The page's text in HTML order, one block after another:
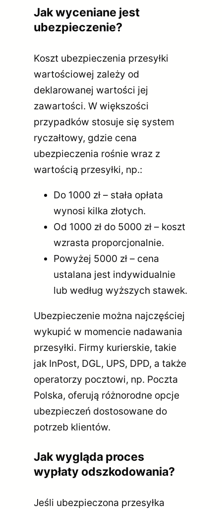
Jak wyceniane jest
ubezpieczenie?
Koszt ubezpieczenia przesyłki
wartościowej zależy od
deklarowanej wartości jej
zawartości. W większości
przypadków stosuje się system
ryczałtowy, gdzie cena
ubezpieczenia rośnie wraz z
wartością przesyłki, np.:
Do 1000 zł – stała opłata
wynosi kilka złotych.
Od 1000 zł do 5000 zł – koszt
wzrasta proporcjonalnie.
Powyżej 5000 zł – cena
ustalana jest indywidualnie
lub według wyższych stawek.
Ubezpieczenie można najczęściej
wykupić w momencie nadawania
przesyłki. Firmy kurierskie, takie
jak InPost, DGL, UPS, DPD, a także
operatorzy pocztowi, np. Poczta
Polska, oferują różnorodne opcje
ubezpieczeń dostosowane do
potrzeb klientów.
Jak wygląda proces
wypłaty odszkodowania?
Jeśli ubezpieczona przesyłka